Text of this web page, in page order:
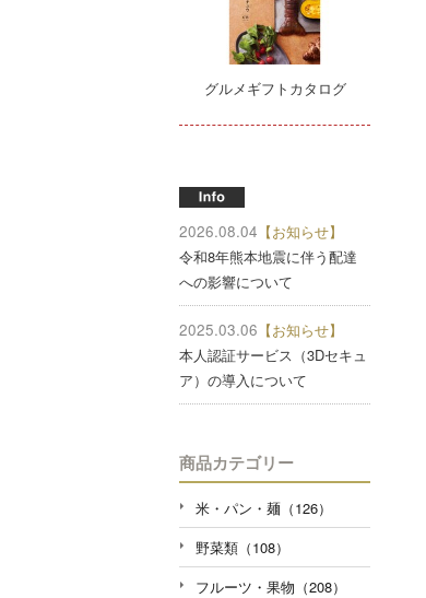
グルメギフトカタログ
2026.08.04 【お知らせ】
令和8年熊本地震に伴う配達
への影響について
2025.03.06 【お知らせ】
本人認証サービス（3Dセキュ
ア）の導入について
商品カテゴリー
米・パン・麺（126）
野菜類（108）
フルーツ・果物（208）